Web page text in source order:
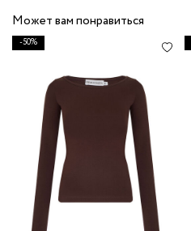
Может вам понравиться
-50%